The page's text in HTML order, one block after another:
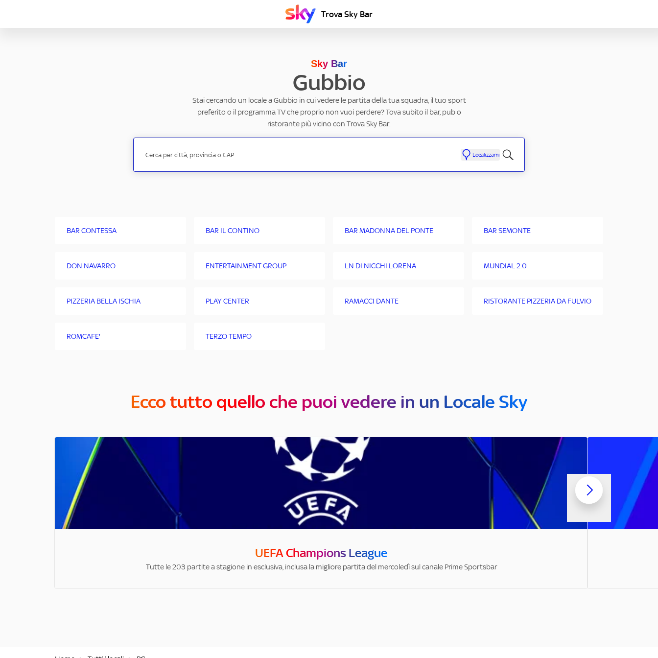
Trova Sky Bar
Sky Bar
Gubbio
Stai cercando un locale a Gubbio in cui vedere le partita della tua squadra, il tuo sport
preferito o il programma TV che proprio non vuoi perdere? Tova subito il bar, pub o
ristorante più vicino con Trova Sky Bar.
Localizzami
BAR CONTESSA BAR IL CONTINO BAR MADONNA DEL PONTE BAR SEMONTE
DON NAVARRO ENTERTAINMENT GROUP LN DI NICCHI LORENA MUNDIAL 2.0
PIZZERIA BELLA ISCHIA PLAY CENTER RAMACCI DANTE RISTORANTE PIZZERIA DA FULVIO
ROMCAFE' TERZO TEMPO
Ecco tutto quello che puoi vedere in un Locale Sky
UEFA Champions League
Tutte le 203 partite a stagione in esclusiva, inclusa la migliore partita del mercoledì sul canale Prime Sportsbar